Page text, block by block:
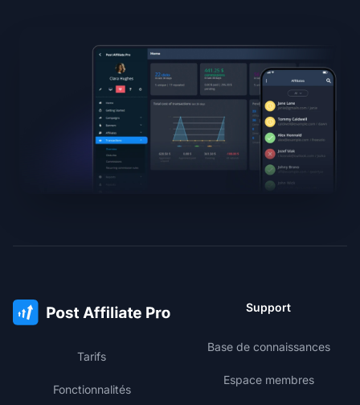
Tarifs
Fonctionnalités
Support
Base de connaissances
Espace membres